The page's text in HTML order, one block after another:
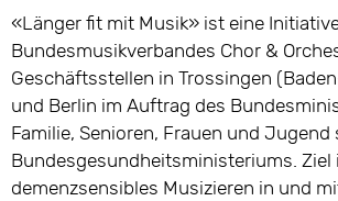
«Länger fit mit Musik» ist eine
Bundesmusikverbandes Chor &
Geschäftsstellen in Trossingen
und Berlin im Auftrag des
Familie, Senioren, Frauen und Jugend
Bundesgesundheitsministeriums. Ziel
demenzsensibles Musizieren in und